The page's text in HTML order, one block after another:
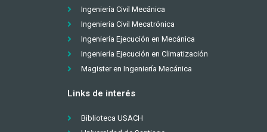
Ingeniería Civil Mecánica
Ingeniería Civil Mecatrónica
Ingeniería Ejecución en Mecánica
Ingeniería Ejecución en Climatización
Magister en Ingeniería Mecánica
Links de interés
Biblioteca USACH